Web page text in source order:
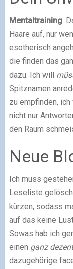
Mentaltraining.
Haare auf, nur
esotherisch
die finden das
dazu. Ich will
Spitznamen
zu empfinden,
nicht nur
den Raum
Neue
Ich muss
Leseliste
kürzen, sodass
auf das keine
Sowas hab ich
einen ganz dezent
dazugehörige